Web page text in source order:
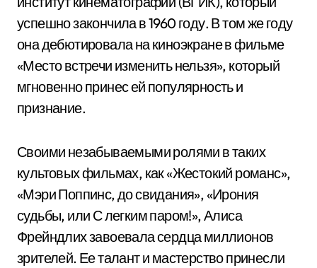
успешно закончила в 1960 году. В том же году
она дебютировала на киноэкране в фильме
«Место встречи изменить нельзя», который
мгновенно принес ей популярность и
признание.
Своими незабываемыми ролями в таких
культовых фильмах, как «Жестокий романс»,
«Мэри Поппинс, до свидания», «Ирония
судьбы, или С легким паром!», Алиса
Фрейндлих завоевала сердца миллионов
зрителей. Ее талант и мастерство принесли